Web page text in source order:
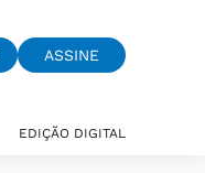
ASSINE
EDIÇÃO DIGITAL